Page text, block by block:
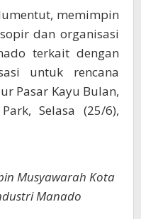
memimpin
dan organisasi
terkait dengan
untuk rencana
Pasar Kayu Bulan,
Selasa (25/6),
Musyawarah Kota
Manado